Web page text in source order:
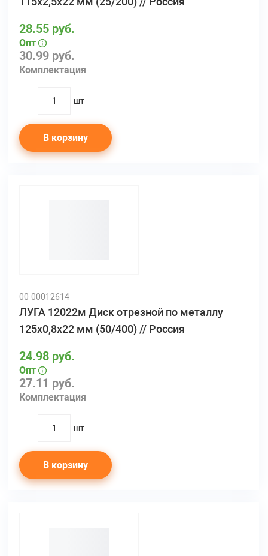
30.99 руб.
Комплектация
28.55 руб.
Опт
quantity
шт
В корзину
00-00012614
ЛУГА 12022м Диск отрезной по металлу
125х0,8х22 мм (50/400) // Россия
27.11 руб.
Комплектация
24.98 руб.
Опт
quantity
шт
В корзину